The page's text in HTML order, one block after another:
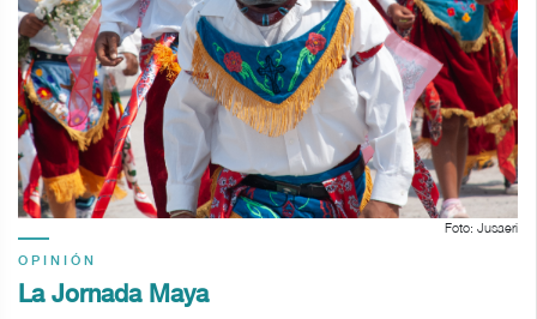
Foto: Jusaeri
OPINIÓN
La Jornada Maya